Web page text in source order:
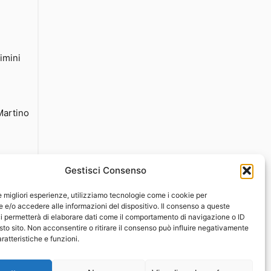
Gestisci Consenso
migliori esperienze, utilizziamo tecnologie come i cookie per
e/o accedere alle informazioni del dispositivo. Il consenso a queste
permetterà di elaborare dati come il comportamento di navigazione o ID
sito. Non acconsentire o ritirare il consenso può influire negativamente
e funzioni.